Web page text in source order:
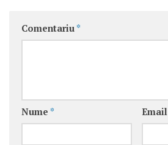
Comentariu *
Nume * Email